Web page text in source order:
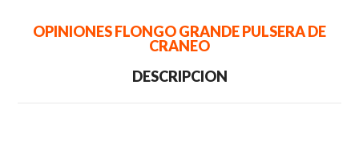
OPINIONES FLONGO GRANDE PULSERA DE
CRANEO
DESCRIPCION